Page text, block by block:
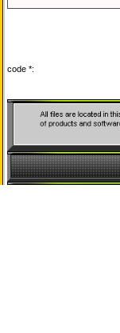
code *: